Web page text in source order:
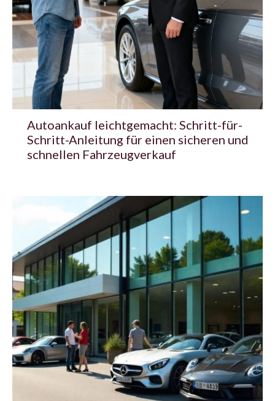
Autoankauf leichtgemacht: Schritt-für-
Schritt-Anleitung für einen sicheren und
schnellen Fahrzeugverkauf